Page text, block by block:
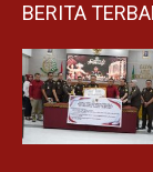
BERITA